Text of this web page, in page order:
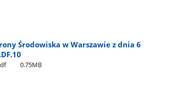
Środowiska w Warszawie z dnia 6
0.75MB